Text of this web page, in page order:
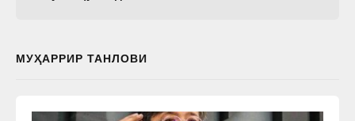
МУҲАРРИР ТАНЛОВИ